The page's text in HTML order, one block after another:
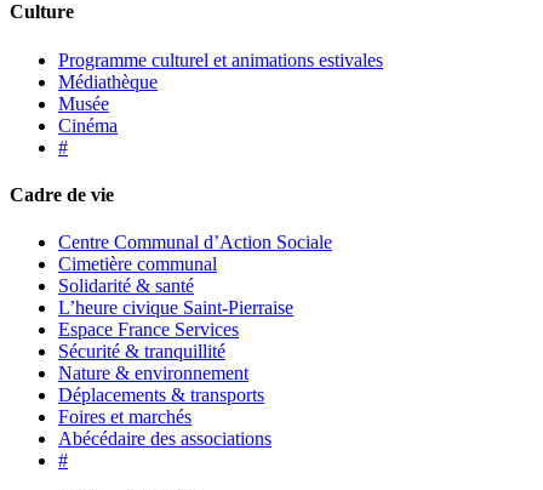
Culture
Programme culturel et animations estivales
Médiathèque
Musée
Cinéma
#
Cadre de vie
Centre Communal d’Action Sociale
Cimetière communal
Solidarité & santé
L’heure civique Saint-Pierraise
Espace France Services
Sécurité & tranquillité
Nature & environnement
Déplacements & transports
Foires et marchés
Abécédaire des associations
#